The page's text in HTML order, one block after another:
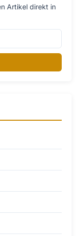
Artikel direkt in